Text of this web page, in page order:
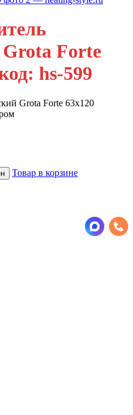
Grota Forte
hs-599
Grota Forte 63х120
Товар в корзине